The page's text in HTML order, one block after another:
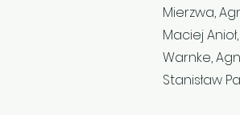
Mierzwa,
Maciej
Warnke,
Stanisław